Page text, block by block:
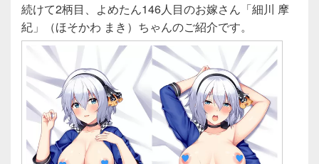
続けて2柄目、よめたん146人目のお嫁さん「細川 摩
紀」（ほそかわ まき）ちゃんのご紹介です。